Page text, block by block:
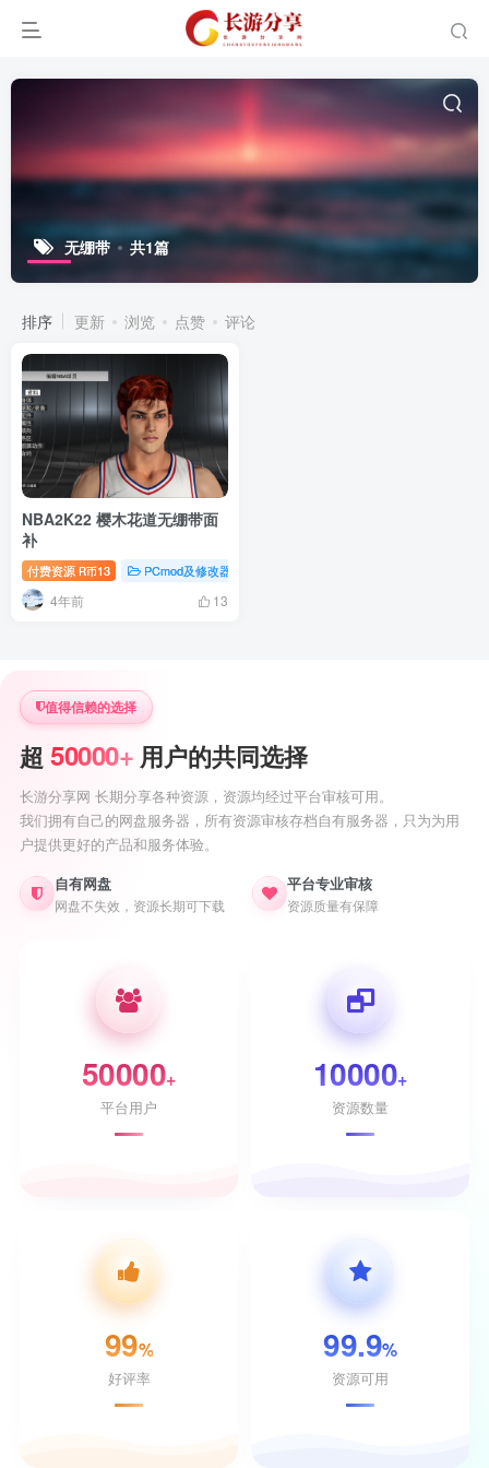
无绷带 共1篇
排序 更新 浏览 点赞 评论
NBA2K22 樱木花道无绷带面
补
付费资源 R币13 PCmod及修改器
4年前 13
值得信赖的选择
超50000+ 用户的共同选择
长游分享网 长期分享各种资源，资源均经过平台审核可用。
我们拥有自己的网盘服务器，所有资源审核存档自有服务器，只为为用
户提供更好的产品和服务体验。
自有网盘
网盘不失效，资源长期可下载
平台专业审核
资源质量有保障
50000+
平台用户
10000+
资源数量
99%
好评率
99.9%
资源可用